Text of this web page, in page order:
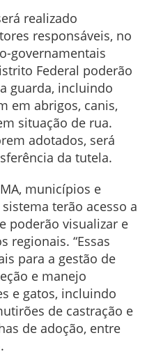
realizado
responsáveis, no
governamentais
Federal poderão
guarda, incluindo
em abrigos, canis,
situação de rua.
adotados, será
da tutela.
municípios e
terão acesso a
poderão visualizar e
regionais. “Essas
para a gestão de
e manejo
e gatos, incluindo
de castração e
de adoção, entre